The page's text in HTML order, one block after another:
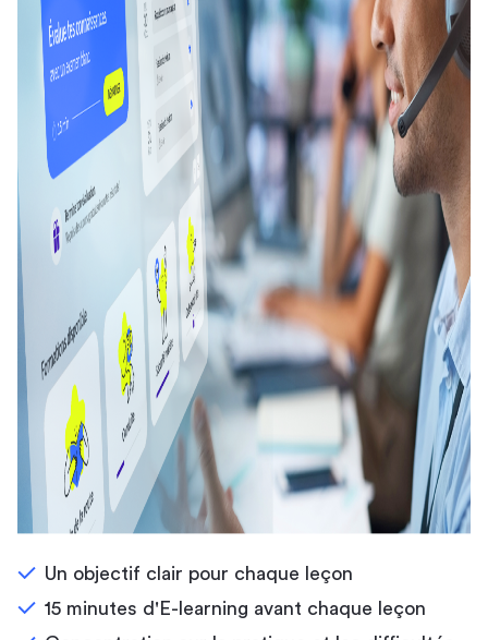
Un objectif clair pour chaque leçon
15 minutes d'E-learning avant chaque leçon